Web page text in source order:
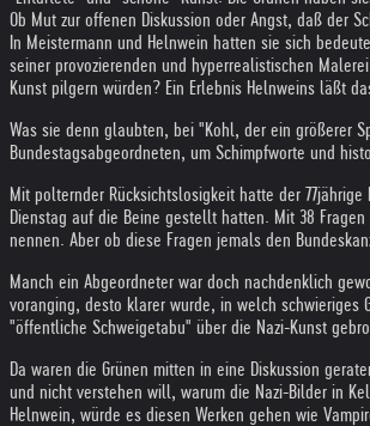
Ob Mut zur offenen Diskussion oder Angst, daß der
In Meistermann und Helnwein hatten sie sich
seiner provozierenden und hyperrealistischen
Kunst pilgern würden? Ein Erlebnis Helnweins läßt
Was sie denn glaubten, bei "Kohl, der ein größerer
Bundestagsabgeordneten, um Schimpfworte und
Mit polternder Rücksichtslosigkeit hatte der
Dienstag auf die Beine gestellt hatten. Mit 38
nennen. Aber ob diese Fragen jemals den
Manch ein Abgeordneter war doch nachdenklich
voranging, desto klarer wurde, in welch schwieriges
"öffentliche Schweigetabu" über die Nazi-Kunst
Da waren die Grünen mitten in eine Diskussion
und nicht verstehen will, warum die Nazi-Bilder in
Helnwein, würde es diesen Werken gehen wie